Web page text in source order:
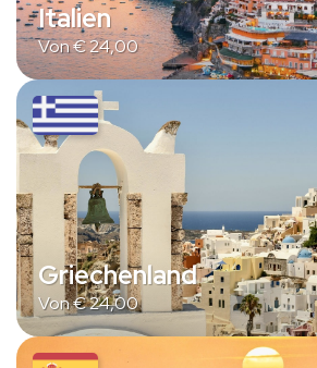
Italien
Von€24,00
Griechenland
Von€24,00